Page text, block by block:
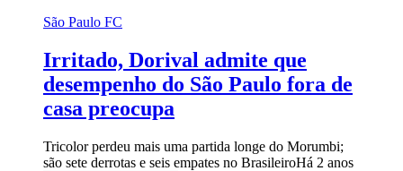
São Paulo FC
Irritado, Dorival admite que
desempenho do São Paulo fora de
casa preocupa
Tricolor perdeu mais uma partida longe do Morumbi;
são sete derrotas e seis empates no BrasileiroHá 2 anos